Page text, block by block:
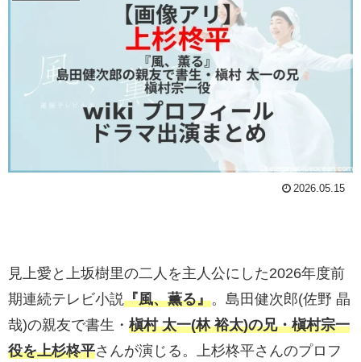
2026.05.15
見上愛と上坂樹里の二人を主人公にした2026年度前
期連続テレビ小説『風、薫る』。島田健次郎(佐野 晶
哉)の親友で書生・ 槇村 太一(林 裕太)の兄・槇村宗一
役を上杉柊平さんが演じる。上杉柊平さんのプロフ